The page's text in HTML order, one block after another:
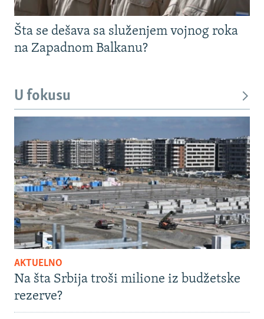
Šta se dešava sa služenjem vojnog roka
na Zapadnom Balkanu?
U fokusu
AKTUELNO
Na šta Srbija troši milione iz budžetske
rezerve?